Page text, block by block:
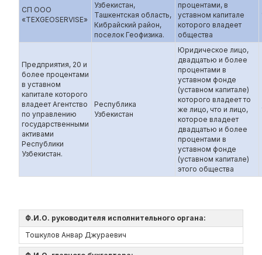
СП ООО
«TEXGEOSERVISE»
Узбекистан,
Ташкентская область,
Кибрайский район,
поселок Геофизика.
процентами, в
уставном капитале
которого владеет
общества
Предприятия, 20 и
более процентами
в уставном
капитале которого
владеет Агентство
по управлению
государственными
активами
Республики
Узбекистан.
Республика
Узбекистан
Юридическое лицо,
двадцатью и более
процентами в
уставном фонде
(уставном капитале)
которого владеет то
же лицо, что и лицо,
которое владеет
двадцатью и более
процентами в
уставном фонде
(уставном капитале)
этого общества
Ф.И.О. руководителя исполнительного органа:
Тошкулов Анвар Джураевич